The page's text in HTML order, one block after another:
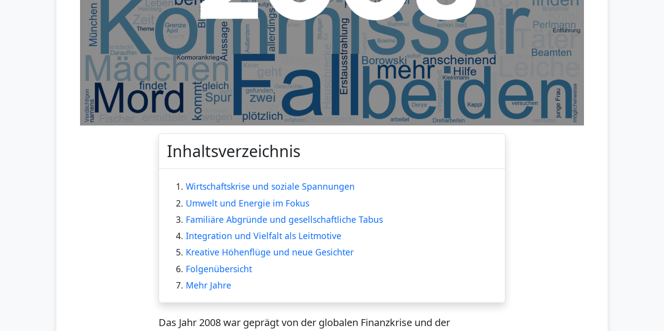
Inhaltsverzeichnis
1. Wirtschaftskrise und soziale Spannungen
2. Umwelt und Energie im Fokus
3. Familiäre Abgründe und gesellschaftliche Tabus
4. Integration und Vielfalt als Leitmotive
5. Kreative Höhenflüge und neue Gesichter
6. Folgenübersicht
7. Mehr Jahre
Das Jahr 2008 war geprägt von der globalen Finanzkrise und der